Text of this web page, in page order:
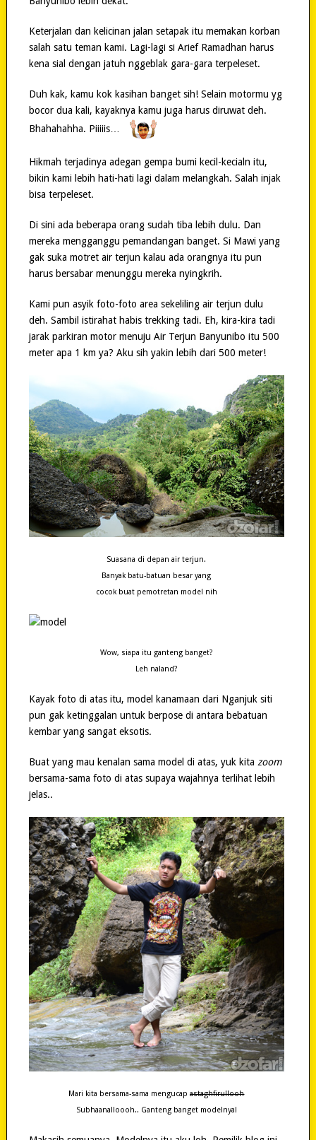
Keterjalan dan kelicinan jalan setapak itu memakan korban
salah satu teman kami. Lagi-lagi si Arief Ramadhan harus
kena sial dengan jatuh nggeblak gara-gara terpeleset.
Duh kak, kamu kok kasihan banget sih! Selain motormu yg
bocor dua kali, kayaknya kamu juga harus diruwat deh.
Bhahahahha. Piiiiis…
Hikmah terjadinya adegan gempa bumi kecil-kecialn itu,
bikin kami lebih hati-hati lagi dalam melangkah. Salah injak
bisa terpeleset.
Di sini ada beberapa orang sudah tiba lebih dulu. Dan
mereka mengganggu pemandangan banget. Si Mawi yang
gak suka motret air terjun kalau ada orangnya itu pun
harus bersabar menunggu mereka nyingkrih.
Kami pun asyik foto-foto area sekeliling air terjun dulu
deh. Sambil istirahat habis trekking tadi. Eh, kira-kira tadi
jarak parkiran motor menuju Air Terjun Banyunibo itu 500
meter apa 1 km ya? Aku sih yakin lebih dari 500 meter!
Suasana di depan air terjun.
Banyak batu-batuan besar yang
cocok buat pemotretan model nih
Wow, siapa itu ganteng banget?
Leh naland?
Kayak foto di atas itu, model kanamaan dari Nganjuk siti
pun gak ketinggalan untuk berpose di antara bebatuan
kembar yang sangat eksotis.
Buat yang mau kenalan sama model di atas, yuk kita zoom
bersama-sama foto di atas supaya wajahnya terlihat lebih
jelas..
Mari kita bersama-sama mengucapastaghfirullooh
Subhaanalloooh.. Ganteng banget modelnya!